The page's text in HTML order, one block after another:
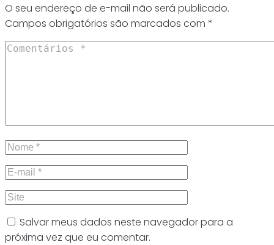
O seu endereço de e-mail não será publicado.
Campos obrigatórios são marcados com *
Salvar meus dados neste navegador para a
próxima vez que eu comentar.